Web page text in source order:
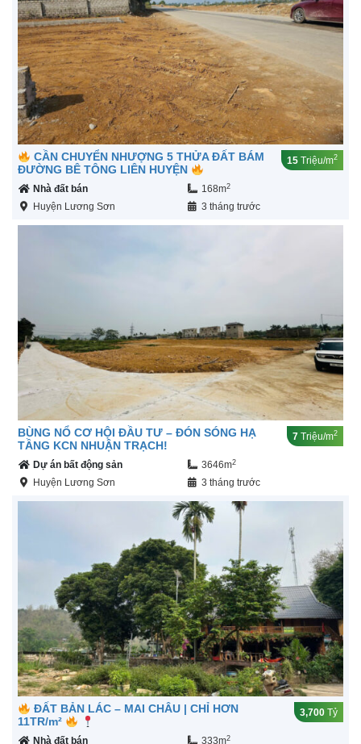
CẦN CHUYỂN NHƯỢNG 5 THỬA ĐẤT BÁM
ĐƯỜNG BÊ TÔNG LIÊN HUYỆN
15 Triệu/m2
Nhà đất bán 168m2
Huyện Lương Sơn 3 tháng trước
BÙNG NỔ CƠ HỘI ĐẦU TƯ – ĐÓN SÓNG HẠ
TẦNG KCN NHUẬN TRẠCH!
7 Triệu/m2
Dự án bất động sản 3646m2
Huyện Lương Sơn 3 tháng trước
ĐẤT BẢN LÁC – MAI CHÂU | CHỈ HƠN
11TR/m²
3,700 Tỷ
Nhà đất bán 333m2